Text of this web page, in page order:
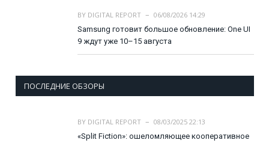
BY DIGITAL REPORT
06/08/2026 14:29
Samsung готовит большое обновление: One UI
9 ждут уже 10–15 августа
ПОСЛЕДНИЕ ОБЗОРЫ
BY DIGITAL REPORT
08/03/2025 22:13
«Split Fiction»: ошеломляющее кооперативное